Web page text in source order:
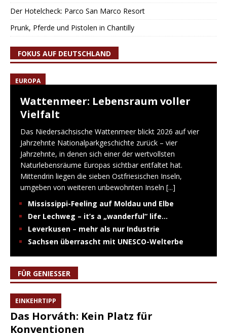
Der Hotelcheck: Parco San Marco Resort
Prunk, Pferde und Pistolen in Chantilly
FOKUS AUF DEUTSCHLAND
EUROPA
Wattenmeer: Lebensraum voller
Vielfalt
Das Niedersächsische Wattenmeer blickt 2026 auf vier
Jahrzehnte Nationalparkgeschichte zurück – vier
Jahrzehnte, in denen sich einer der wertvollsten
Naturlebensräume Europas sichtbar entfaltet hat.
Mittendrin liegen die sieben Ostfriesischen Inseln,
umgeben von weiteren unbewohnten Inseln [...]
Mississippi-Feeling auf Moldau und Elbe
Der Lechweg – it’s a „wanderful“ life…
Leverkusen – mehr als nur Industrie
Sachsen überrascht mit UNESCO-Welterbe
FÜR GENIESSER
EINKEHRTIPP
Das Horváth: Kein Platz für
Konventionen